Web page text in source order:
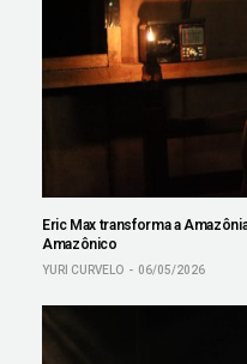
Eric Max transforma a
Amazônico
YURI CURVELO 06/05/2026